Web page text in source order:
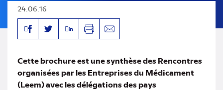
24.06.16
FacebookTwitterLinkedinImprimerEnvoyer
Cette brochure est une synthèse des Rencontres
organisées par les Entreprises du Médicament
(Leem) avec les délégations des pays